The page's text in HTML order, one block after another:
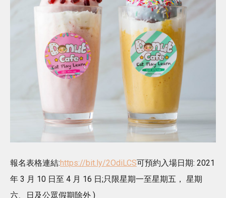
報名表格連結:https://bit.ly/2OdiLCS可預約入場日期: 2021
年 3 月 10 日至 4 月 16 日;只限星期一至星期五， 星期
六、日及公眾假期除外 )